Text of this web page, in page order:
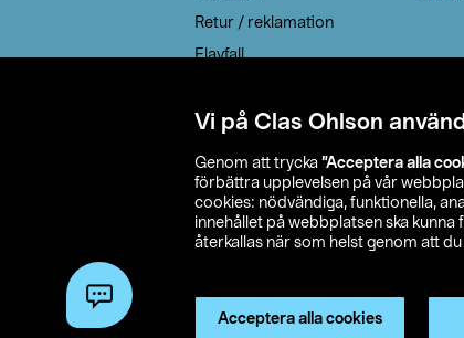
Vi på Clas Ohlson
Genom att trycka ”Acceptera alla
förbättra upplevelsen på vår
cookies: nödvändiga, funktionella,
innehållet på webbplatsen ska kunna
återkallas när som helst genom att
Acceptera alla cookies
Retur / reklamation
Elavfall
Leveransalternativ